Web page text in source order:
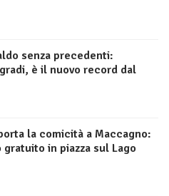
senza precedenti:
è il nuovo record dal
la comicità a Maccagno:
in piazza sul Lago